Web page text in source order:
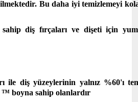
Bu daha iyi temizlemeyi
diş fırçaları ve dişeti için
ile diş yüzeylerinin yalnız %60'ı
™ boyna sahip olanlardır